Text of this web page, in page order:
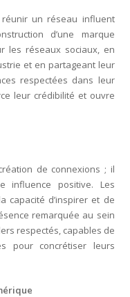
un réseau influent
d’une marque
les réseaux sociaux, en
et en partageant leur
respectées dans leur
leur crédibilité et ouvre
de connexions ; il
influence positive. Les
capacité d’inspirer et de
remarquée au sein
respectés, capables de
pour concrétiser leurs